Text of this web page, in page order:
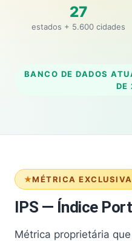
27
estados + 5.600 cidades
BANCO DE DADOS
DE
MÉTRICA EXCLUSIVA
IPS — Índice
Métrica proprietária